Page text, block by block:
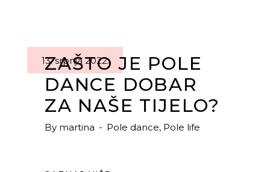
13. srpnja 2022.
ZAŠTO JE POLE
DANCE DOBAR
ZA NAŠE TIJELO?
By martina Pole dance, Pole life